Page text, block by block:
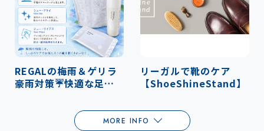
REGALの梅雨＆ゲリラ
豪雨対策☔快適な足元
リーガルで靴のケア
【ShoeShineStand】
MORE INFO